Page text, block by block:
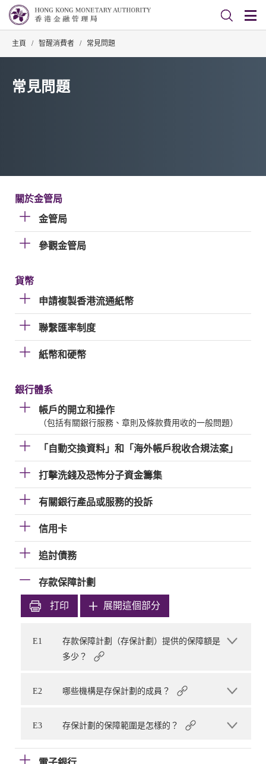
主頁 / 智醒消費者 / 常見問題
常見問題
關於金管局
金管局
參觀金管局
貨幣
申請複製香港流通紙幣
聯繫匯率制度
紙幣和硬幣
銀行體系
帳戶的開立和操作
（包括有關銀行服務、章則及條款費用收的一般問題）
「自動交換資料」和「海外帳戶稅收合規法案」
打擊洗錢及恐怖分子資金籌集
有關銀行產品或服務的投訴
信用卡
追討債務
存款保障計劃
打印 展開這個部分
E1
存款保障計劃（存保計劃）提供的保障額是
多少？
E2 哪些機構是存保計劃的成員？
E3 存保計劃的保障範圍是怎樣的？